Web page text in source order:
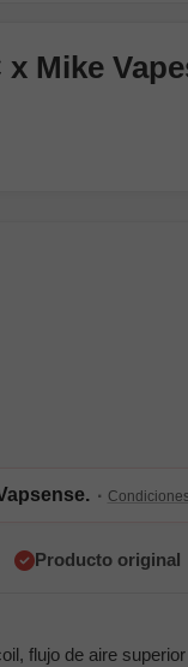
Mike
·
Producto original
flujo de aire